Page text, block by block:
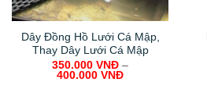
Dây Đồng Hồ Lưới Cá Mập,
Thay Dây Lưới Cá Mập
350.000 VNĐ –
400.000 VNĐ